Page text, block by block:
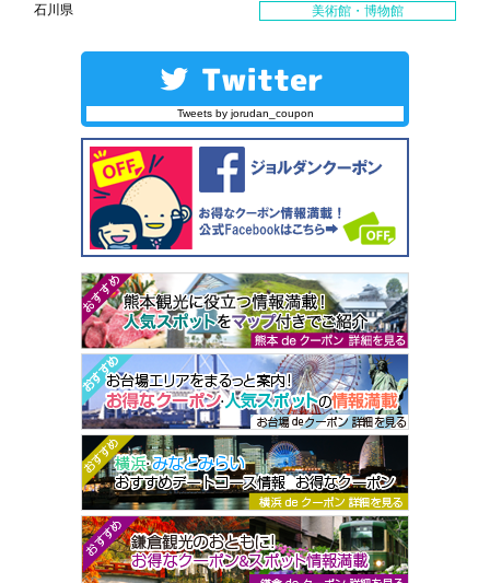
石川県 美術館・博物館
Tweets by jorudan_coupon